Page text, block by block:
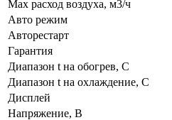
Max расход воздуха, м3/ч
Авто режим
Авторестарт
Гарантия
Диапазон t на обогрев, С
Диапазон t на охлаждение, С
Дисплей
Напряжение, В